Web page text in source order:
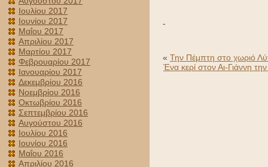
Ιουλίου 2017
Ιουνίου 2017
Μαΐου 2017
Απριλίου 2017
Μαρτίου 2017
Φεβρουαρίου 2017
Ιανουαρίου 2017
Δεκεμβρίου 2016
Νοεμβρίου 2016
Οκτωβρίου 2016
Σεπτεμβρίου 2016
Αυγούστου 2016
Ιουλίου 2016
Ιουνίου 2016
Μαΐου 2016
Απριλίου 2016
-
« Την Πέμπτη στο χωριό
Ένα κερί στον Αι-Γιάννη